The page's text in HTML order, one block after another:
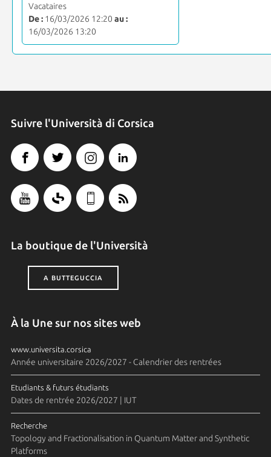
Vacataires
De :16/03/2026 12:20 au :
16/03/2026 13:20
Suivre l'Università di Corsica
La boutique de l'Università
A BUTTEGUCCIA
À la Une sur nos sites web
www.universita.corsica
Année universitaire 2026/2027 - Calendrier des rentrées
Etudiants & futurs étudiants
Dates de rentrée 2026/2027 | IUT
Recherche
Topology and Fractionalisation in Quantum Matter and Synthetic
Platforms